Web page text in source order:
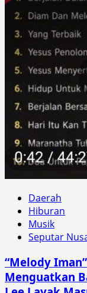
Daerah
Hiburan
Musik
Seputar
“Melody
Menguatkan